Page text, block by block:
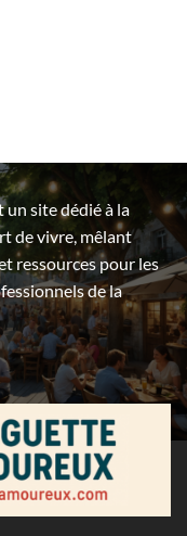
site dédié à la
de vivre, mêlant
ressources pour les
de la